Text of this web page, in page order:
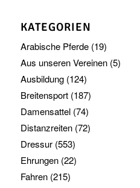
KATEGORIEN
Arabische Pferde(19)
Aus unseren Vereinen(5)
Ausbildung(124)
Breitensport(187)
Damensattel(74)
Distanzreiten(72)
Dressur(553)
Ehrungen(22)
Fahren(215)